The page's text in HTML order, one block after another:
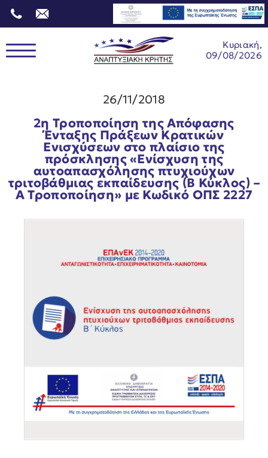
Κυριακή,
09/08/2026
26/11/2018
2η Τροποποίηση της Απόφασης
Ένταξης Πράξεων Κρατικών
Ενισχύσεων στο πλαίσιο της
πρόσκλησης «Ενίσχυση της
αυτοαπασχόλησης πτυχιούχων
τριτοβάθμιας εκπαίδευσης (Β Κύκλος) –
Α Τροποποίηση» με Κωδικό ΟΠΣ 2227